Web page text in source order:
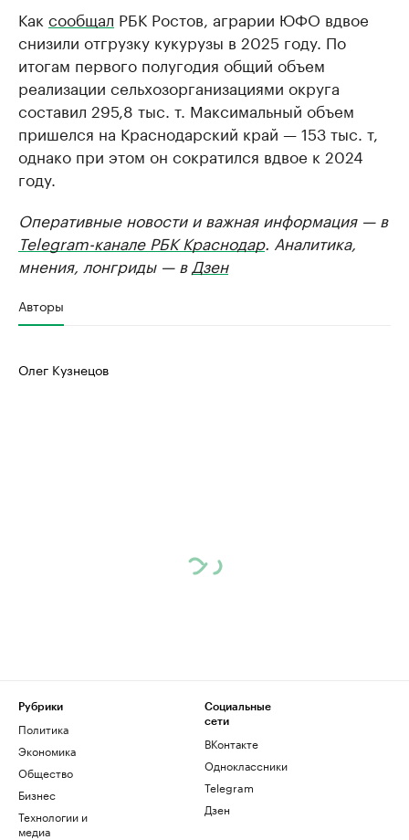
Как сообщал РБК Ростов, аграрии ЮФО вдвое
снизили отгрузку кукурузы в 2025 году. По
итогам первого полугодия общий объем
реализации сельхозорганизациями округа
составил 295,8 тыс. т. Максимальный объем
пришелся на Краснодарский край — 153 тыс. т,
однако при этом он сократился вдвое к 2024
году.
Оперативные новости и важная информация — в
Telegram-канале РБК Краснодар. Аналитика,
мнения, лонгриды — в Дзен
Авторы
Олег Кузнецов
Рубрики
Политика
Экономика
Общество
Бизнес
Технологии и
медиа
Социальные
сети
ВКонтакте
Одноклассники
Telegram
Дзен